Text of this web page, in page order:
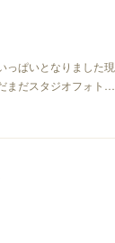
っぱいとなりました現
まだスタジオフォト…